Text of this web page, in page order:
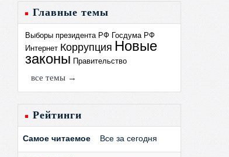
Главные темы
Выборы президента РФ Госдума РФ
Интернет Коррупция Новые
законы Правительство
все темы →
Рейтинги
Самое читаемое Все за сегодня